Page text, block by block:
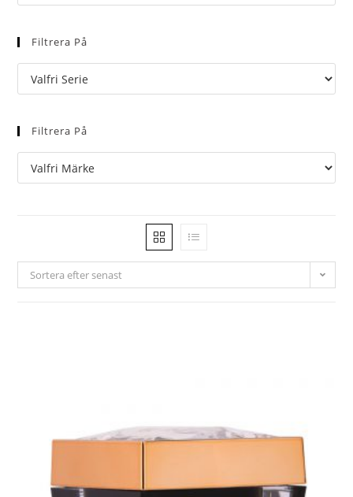
Filtrera På
Filtrera På
Sortera efter senast